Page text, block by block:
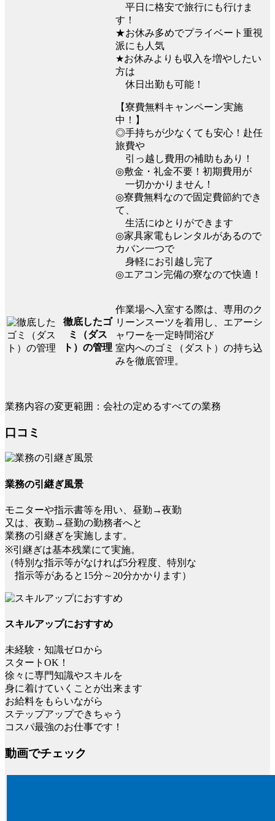
平日に格安で旅行にも行けま
す！
★お休み多めでプライベート重視
派にも人気
★お休みよりも収入を増やしたい
方は
休日出勤も可能！
【寮費無料キャンペーン実施
中！】
◎手持ちが少なくても安心！赴任
旅費や
引っ越し費用の補助もあり！
◎敷金・礼金不要！初期費用が
一切かかりません！
◎寮費無料なので固定費節約でき
て、
生活にゆとりができます
◎家具家電もレンタルがあるので
カバン一つで
身軽にお引越し完了
◎エアコン完備の寮なので快適！
徹底したゴ
ミ（ダス
ト）の管理
作業場へ入室する際は、専用のク
リーンスーツを着用し、エアーシ
ャワーを一定時間浴び
室内へのゴミ（ダスト）の持ち込
みを徹底管理。
業務内容の変更範囲：会社の定めるすべての業務
口コミ
業務の引継ぎ風景
モニターや指示書等を用い、昼勤→夜勤
又は、夜勤→昼勤の勤務者へと
業務の引継ぎを実施します。
※引継ぎは基本残業にて実施。
（特別な指示等がなければ5分程度、特別な
指示等があると15分～20分かかります）
スキルアップにおすすめ
未経験・知識ゼロから
スタートOK！
徐々に専門知識やスキルを
身に着けていくことが出来ます
お給料をもらいながら
ステップアップできちゃう
コスパ最強のお仕事です！
動画でチェック